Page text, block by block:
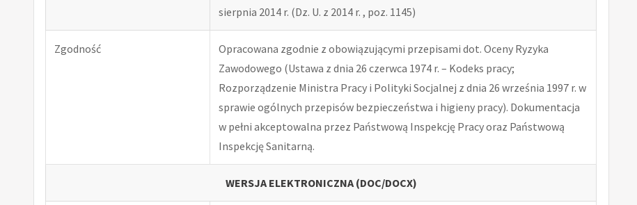
sierpnia 2014 r. (Dz. U. z 2014 r. , poz. 1145)
Zgodność
Opracowana zgodnie z obowiązującymi przepisami dot. Oceny Ryzyka
Zawodowego (Ustawa z dnia 26 czerwca 1974 r. – Kodeks pracy;
Rozporządzenie Ministra Pracy i Polityki Socjalnej z dnia 26 września 1997 r. w
sprawie ogólnych przepisów bezpieczeństwa i higieny pracy). Dokumentacja
w pełni akceptowalna przez Państwową Inspekcję Pracy oraz Państwową
Inspekcję Sanitarną.
WERSJA ELEKTRONICZNA (DOC/DOCX)